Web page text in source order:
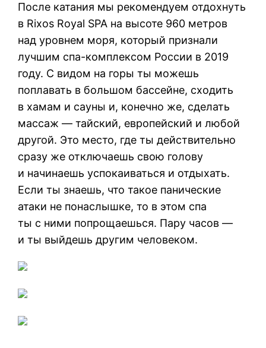
После катания мы рекомендуем отдохнуть
в Rixos Royal SPA на высоте 960 метров
над уровнем моря, который признали
лучшим спа-комплексом России в 2019
году. С видом на горы ты можешь
поплавать в большом бассейне, сходить
в хамам и сауны и, конечно же, сделать
массаж — тайский, европейский и любой
другой. Это место, где ты действительно
сразу же отключаешь свою голову
и начинаешь успокаиваться и отдыхать.
Если ты знаешь, что такое панические
атаки не понаслышке, то в этом спа
ты с ними попрощаешься. Пару часов —
и ты выйдешь другим человеком.